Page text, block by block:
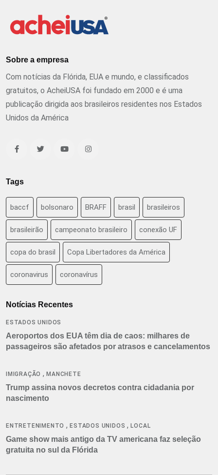
Sobre a empresa
Com notícias da Flórida, EUA e mundo, e classificados
gratuitos, o AcheiUSA foi fundado em 2000 e é uma
publicação dirigida aos brasileiros residentes nos Estados
Unidos da América
Tags
baccf bolsonaro BRAFF brasil brasileiros
brasileirão campeonato brasileiro conexão UF
copa do brasil Copa Libertadores da América
coronavirus coronavírus
Notícias Recentes
ESTADOS UNIDOS
Aeroportos dos EUA têm dia de caos: milhares de
passageiros são afetados por atrasos e cancelamentos
IMIGRAÇÃO ,MANCHETE
Trump assina novos decretos contra cidadania por
nascimento
ENTRETENIMENTO ,ESTADOS UNIDOS ,LOCAL
Game show mais antigo da TV americana faz seleção
gratuita no sul da Flórida